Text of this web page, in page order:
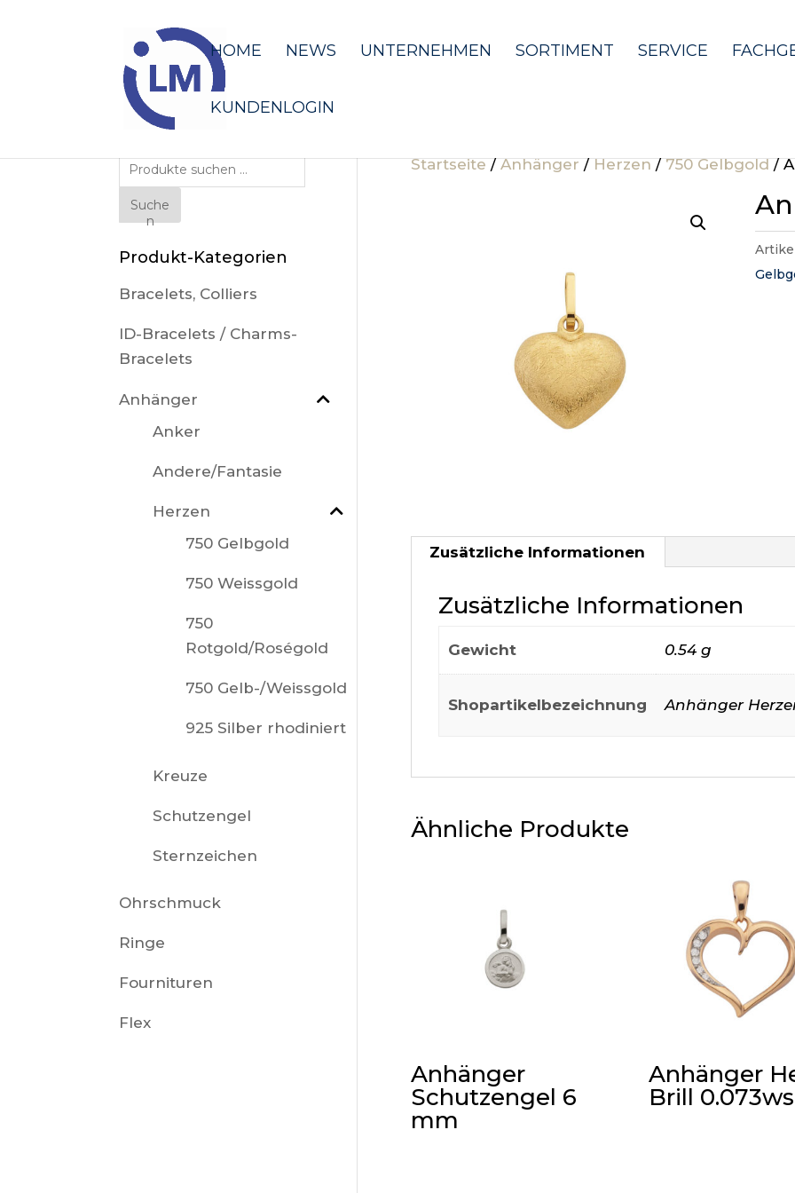
HOME NEWS UNTERNEHMEN SORTIMENT SERVICE
KUNDENLOGIN
Startseite/Anhänger/Herzen/750 Gelbgold/
Zusätzliche Informationen
Zusätzliche Informationen
Gewicht 0.54 g
Shopartikelbezeichnung Anhänger
Ähnliche Produkte
Anhänger
Schutzengel 6
mm
Anhänger
Brill
Suche
nach:
Suche
n
Produkt-Kategorien
Bracelets, Colliers
ID-Bracelets / Charms-
Bracelets
Anhänger
Anker
Andere/Fantasie
Herzen
750 Gelbgold
750 Weissgold
750
Rotgold/Roségold
750 Gelb-/Weissgold
925 Silber rhodiniert
Kreuze
Schutzengel
Sternzeichen
Ohrschmuck
Ringe
Fournituren
Flex